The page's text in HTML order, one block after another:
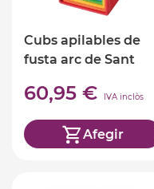
Cubs apilables de
fusta arc de Sant
60,95 € IVA inclòs
Afegir